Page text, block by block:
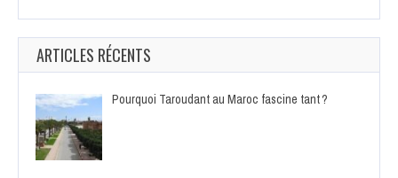
ARTICLES RÉCENTS
Pourquoi Taroudant au Maroc fascine tant ?